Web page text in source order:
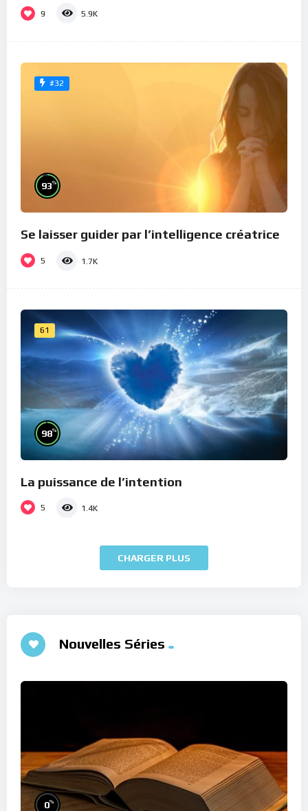
9 5.9K
#32
93%
Se laisser guider par l’intelligence créatrice
5 1.7K
61
98%
La puissance de l’intention
5 1.4K
CHARGER PLUS
Nouvelles Séries
0%